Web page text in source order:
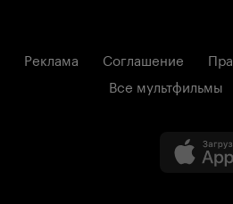
Реклама Соглашение
Все мультфильмы